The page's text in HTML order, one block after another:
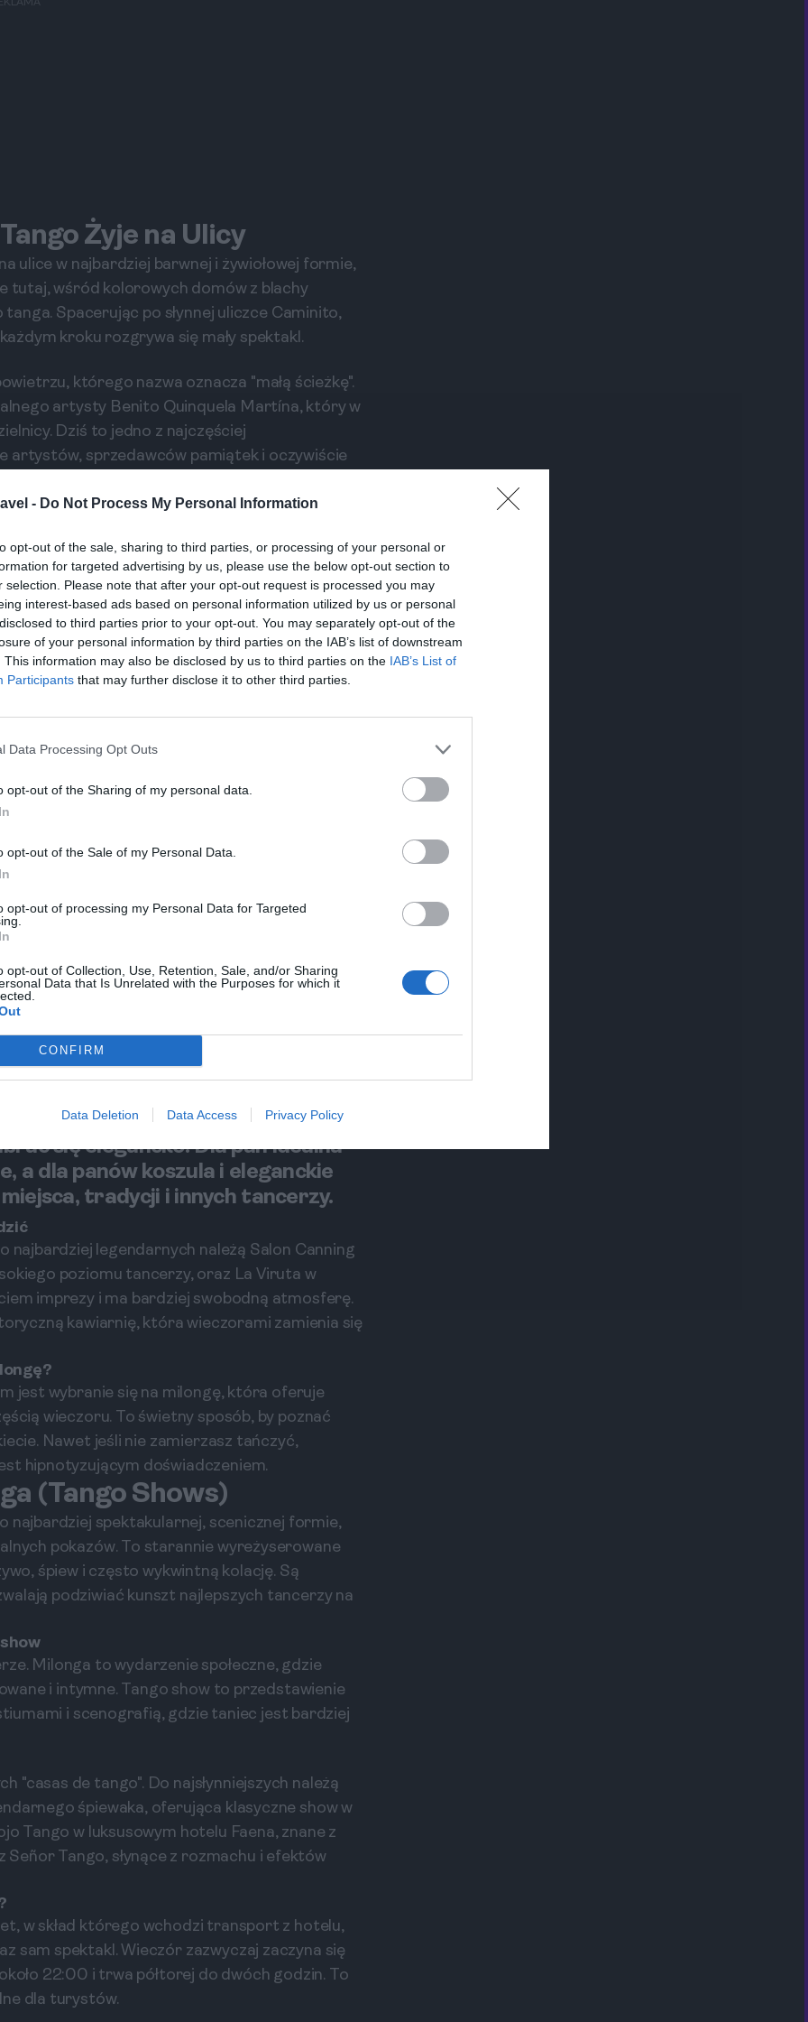
- Do Not Process My Personal Information
opt-out of the sale, sharing to third parties, or processing of your personal or
for targeted advertising by us, please use the below opt-out section to
selection. Please note that after your opt-out request is processed you may
interest-based ads based on personal information utilized by us or personal
to third parties prior to your opt-out. You may separately opt-out of the
of your personal information by third parties on the IAB’s list of downstream
This information may also be disclosed by us to third parties on the IAB’s List of
Participants that may further disclose it to other third parties.
Data Processing Opt Outs
opt-out of the Sharing of my personal data.
opt-out of the Sale of my Personal Data.
opt-out of processing my Personal Data for Targeted
opt-out of Collection, Use, Retention, Sale, and/or Sharing
Data that Is Unrelated with the Purposes for which it
CONFIRM
Data Deletion Data Access Privacy Policy
Żyje na Ulicy
ulice w najbardziej barwnej i żywiołowej formie,
tutaj, wśród kolorowych domów z blachy
Spacerując po słynnej uliczce Caminito,
kroku rozgrywa się mały spektakl.
którego nazwa oznacza "małą ścieżkę".
artysty Benito Quinquela Martína, który w
Dziś to jedno z najczęściej
artystów, sprzedawców pamiątek i oczywiście
za niewielką opłatą pozują do zdjęć lub
odbywające się na tle kolorowych murali,
okazja, by zobaczyć tango z bliska, poczuć
profesjonalnego tancerza.
zachowała swój autentyczny, nieco surowy
La Bombonera, należący do słynnego klubu
ostrożność i poruszać się po
zmroku.
w Buenos Aires
trzeba wybrać się na milongę. To nie jest
towarzyskie, gdzie mieszkańcy Buenos
i celebrować swoją wspólną pasję. To
poczuć puls prawdziwego tanga.
wydarzenia tanecznego poświęconego tangu.
nie ma sceny ani ustalonego programu.
grana jest w blokach zwanych "tandas",
zwanymi "cortinas".
tzw. "códigos". Partnera do tańca
i skinienia głową, co nazywa się
pary poruszają się w kierunku przeciwnym
tańca są ograniczone do minimum, by w pełni
się elegancko. Dla pań idealna
a dla panów koszula i eleganckie
tradycji i innych tancerzy.
najbardziej legendarnych należą Salon Canning
poziomu tancerzy, oraz La Viruta w
imprezy i ma bardziej swobodną atmosferę.
kawiarnię, która wieczorami zamienia się
jest wybranie się na milongę, która oferuje
wieczoru. To świetny sposób, by poznać
Nawet jeśli nie zamierzasz tańczyć,
hipnotyzującym doświadczeniem.
(Tango Shows)
najbardziej spektakularnej, scenicznej formie,
pokazów. To starannie wyreżyserowane
śpiew i często wykwintną kolację. Są
podziwiać kunszt najlepszych tancerzy na
Milonga to wydarzenie społeczne, gdzie
i intymne. Tango show to przedstawienie
i scenografią, gdzie taniec jest bardziej
"casas de tango". Do najsłynniejszych należą
śpiewaka, oferująca klasyczne show w
Tango w luksusowym hotelu Faena, znane z
Tango, słynące z rozmachu i efektów
w skład którego wchodzi transport z hotelu,
sam spektakl. Wieczór zazwyczaj zaczyna się
22:00 i trwa półtorej do dwóch godzin. To
dla turystów.